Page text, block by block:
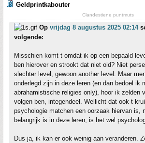
Geldprintkabouter
Clandestiene puntmuts
Op vrijdag 8 augustus 2025 02:14
volgende:
Misschien komt t omdat ik op een bepaald
ben hierover en strookt dat niet oid? Niet
slechter level, gewoon another level. Maar
onderlegd zijn in deze leren (en dan bedoel ik
abrahamistische religies only), hoor ik zelden
volgen ben, integendeel. Wellicht dat ook t
psychologie matchen een oorzaak hiervan is,
belangrijk is in deze leren, is het wel
Dus ja, ik kan er ook weinig aan veranderen.